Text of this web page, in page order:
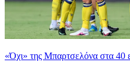
«Όχι» της Μπαρτσελόνα στα 40